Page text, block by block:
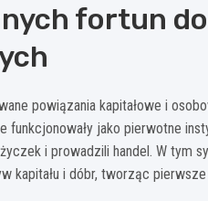
fortun
powiązania kapitałowe i
funkcjonowały jako pierwotne
i prowadzili handel. W tym
kapitału i dóbr, tworząc